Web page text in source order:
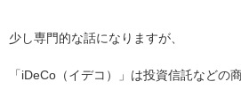
少し専門的な話になりますが、
「iDeCo（イデコ）」は投資信託などの